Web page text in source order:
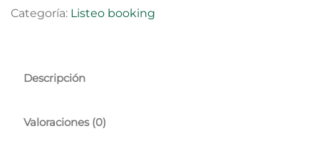
Categoría: Listeo booking
Descripción
Valoraciones (0)